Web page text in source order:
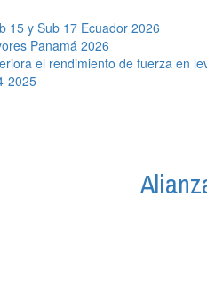
15 y Sub 17 Ecuador 2026
Panamá 2026
el rendimiento de fuerza en
2025